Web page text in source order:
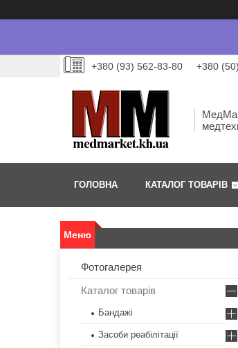
+380 (93) 562-83-80 +380
ГОЛОВНА КАТАЛОГ ТОВАРІВ
Фотогалерея
Каталог товарів
Бандажі
Засоби реабілітації